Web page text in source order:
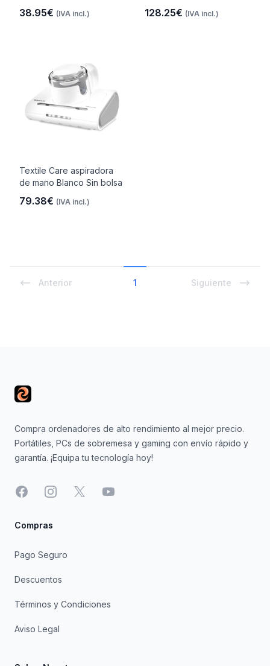
38.95€ (IVA incl.) 128.25€ (IVA incl.)
Textile Care aspiradora
de mano Blanco Sin bolsa
79.38€ (IVA incl.)
Anterior 1 Siguiente
Compra ordenadores de alto rendimiento al mejor precio.
Portátiles, PCs de sobremesa y gaming con envío rápido y
garantía. ¡Equipa tu tecnología hoy!
FacebookInstagram
X YouTube
Compras
Pago Seguro
Descuentos
Términos y Condiciones
Aviso Legal